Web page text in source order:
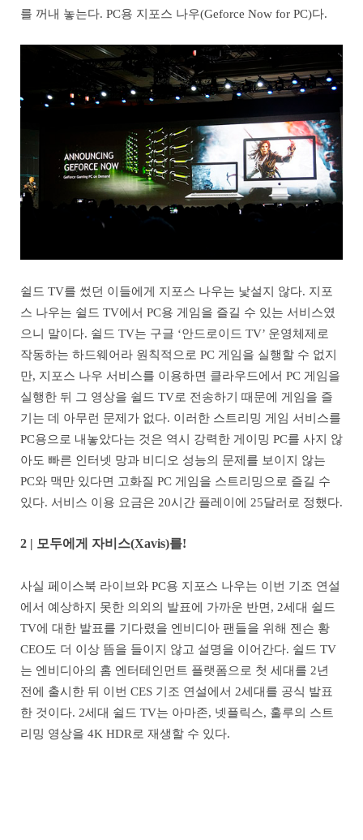
를 꺼내 놓는다. PC용 지포스 나우(Geforce Now for PC)다.
쉴드 TV를 썼던 이들에게 지포스 나우는 낯설지 않다. 지포
스 나우는 쉴드 TV에서 PC용 게임을 즐길 수 있는 서비스였
으니 말이다. 쉴드 TV는 구글 ‘안드로이드 TV’ 운영체제로
작동하는 하드웨어라 원칙적으로 PC 게임을 실행할 수 없지
만, 지포스 나우 서비스를 이용하면 클라우드에서 PC 게임을
실행한 뒤 그 영상을 쉴드 TV로 전송하기 때문에 게임을 즐
기는 데 아무런 문제가 없다. 이러한 스트리밍 게임 서비스를
PC용으로 내놓았다는 것은 역시 강력한 게이밍 PC를 사지 않
아도 빠른 인터넷 망과 비디오 성능의 문제를 보이지 않는
PC와 맥만 있다면 고화질 PC 게임을 스트리밍으로 즐길 수
있다. 서비스 이용 요금은 20시간 플레이에 25달러로 정했다.
2 | 모두에게 자비스(Xavis)를!
사실 페이스북 라이브와 PC용 지포스 나우는 이번 기조 연설
에서 예상하지 못한 의외의 발표에 가까운 반면, 2세대 쉴드
TV에 대한 발표를 기다렸을 엔비디아 팬들을 위해 젠슨 황
CEO도 더 이상 뜸을 들이지 않고 설명을 이어간다. 쉴드 TV
는 엔비디아의 홈 엔터테인먼트 플랫폼으로 첫 세대를 2년
전에 출시한 뒤 이번 CES 기조 연설에서 2세대를 공식 발표
한 것이다. 2세대 쉴드 TV는 아마존, 넷플릭스, 훌루의 스트
리밍 영상을 4K HDR로 재생할 수 있다.